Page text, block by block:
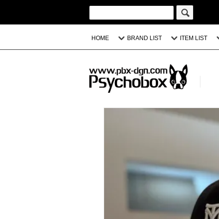
HOME BRAND LIST ITEM LIST